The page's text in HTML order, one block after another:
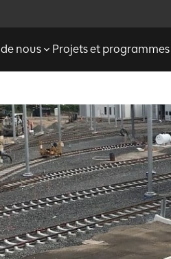
nous Projets et programmes